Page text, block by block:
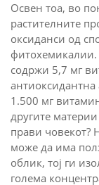
Освен тоа, во
растителните
оксиданси од
фитохемикалии.
содржи 5,7 мг
антиоксидантна
1.500 мг
другите
прави човекот?
може да има
облик, тој ги
голема